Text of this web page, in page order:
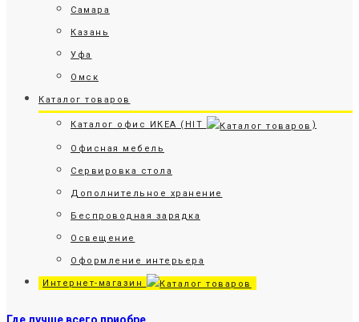
Самара
Казань
Уфа
Омск
Каталог товаров
Каталог офис ИКЕА (HIT )
Офисная мебель
Сервировка стола
Дополнительное хранение
Беспроводная зарядка
Освещение
Оформление интерьера
Интернет-магазин